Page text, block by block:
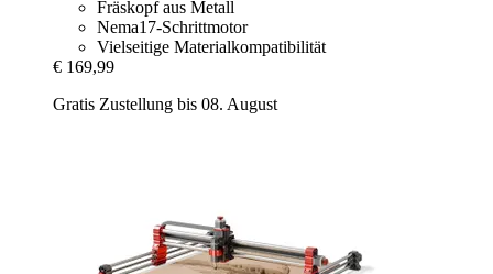
Fräskopf aus Metall
Nema17-Schrittmotor
Vielseitige Materialkompatibilität
€ 169,99
Gratis Zustellung bis 08. August